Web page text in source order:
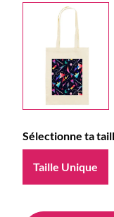
Sélectionne ta
Taille Unique